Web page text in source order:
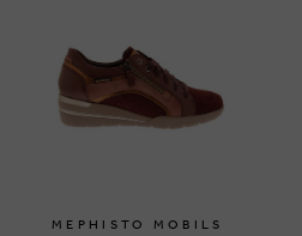
MEPHISTO MOBILS